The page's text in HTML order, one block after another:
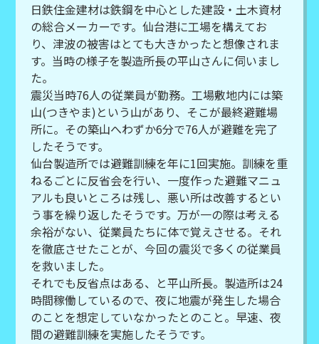
日鉄住金建材は鉄鋼を中心とした建設・土木資材
の総合メーカーです。仙台港に工場を構えてお
り、津波の被害はとても大きかったと想像されま
す。当時の様子を製造所長の平山さんに伺いまし
た。
震災当時76人の従業員が勤務。工場敷地内には築
山(つきやま)という山があり、そこが最終避難場
所に。その築山へわずか6分で76人が避難を完了
したそうです。
仙台製造所では避難訓練を年に1回実施。訓練を重
ねるごとに反省会を行い、一度作った避難マニュ
アルも良いところは残し、悪い所は改善するとい
う事を繰り返したそうです。万が一の際は考える
余裕がない、従業員たちに体で覚えさせる。それ
を徹底させたことが、今回の震災で多くの従業員
を救いました。
それでも反省点はある、と平山所長。製造所は24
時間稼働しているので、夜に地震が発生した場合
のことを想定していなかったとのこと。早速、夜
間の避難訓練を実施したそうです。